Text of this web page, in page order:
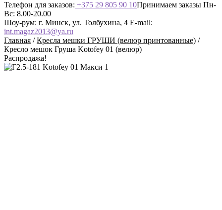
Телефон для заказов: +375 29 805 90 10Принимаем заказы Пн-
Вс: 8.00-20.00
Шоу-рум: г. Минск, ул. Толбухина, 4 E-mail:
int.magaz2013@ya.ru
Главная /Кресла мешки ГРУШИ (велюр принтованные) /
Кресло мешок Груша Kotofey 01 (велюр)
Распродажа!